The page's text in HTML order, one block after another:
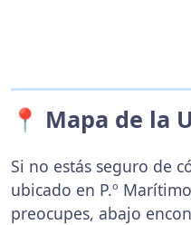
📍 Mapa de la
Si no estás seguro de
ubicado en P.º
preocupes, abajo